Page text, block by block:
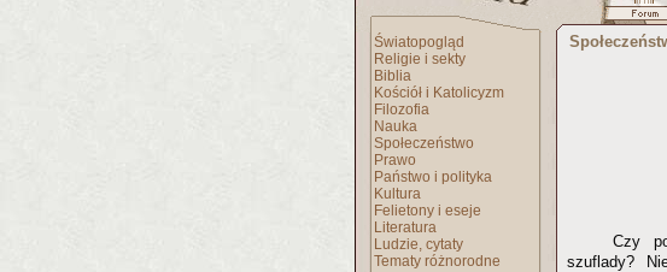
Światopogląd
Religie i sekty
Biblia
Kościół i Katolicyzm
Filozofia
Nauka
Społeczeństwo
Prawo
Państwo i polityka
Kultura
Felietony i eseje
Literatura
Ludzie, cytaty
Tematy różnorodne
Czy
szuflady?